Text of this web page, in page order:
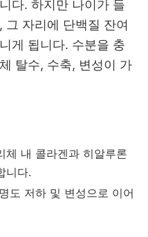
다. 하지만 나이가 들
그 자리에 단백질 잔여
게 됩니다. 수분을 충
탈수, 수축, 변성이 가
체 내 콜라겐과 히알루론
니다.
도 저하 및 변성으로 이어